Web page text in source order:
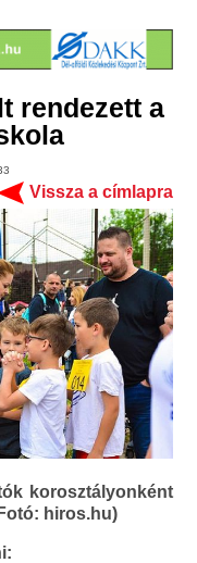
rendezett a
Vissza a címlapra
korosztályonként
hiros.hu)